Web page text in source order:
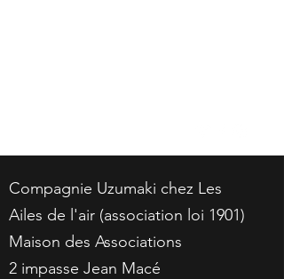
Compagnie Uzumaki chez Les
Ailes de l'air (association loi 1901)
Maison des Associations
2 impasse Jean Macé